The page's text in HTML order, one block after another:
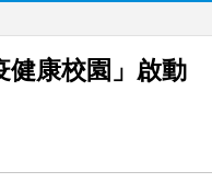
健康校園」啟動